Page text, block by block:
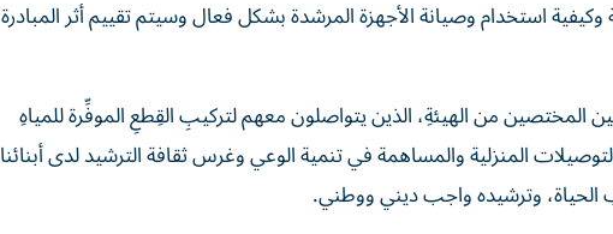
استخدام وصيانة الأجهزة المرشدة بشكل فعال وسيتم تقييم أثر المبادرة
المختصين من الهيئةِ، الذين يتواصلون معهم لتركيبِ القِطعِ الموفِّرة للمياهِ
المنزلية والمساهمة في تنمية الوعي وغرس ثقافة الترشيد لدى أبنائنا
الحياة، وترشيده واجب ديني ووطني.